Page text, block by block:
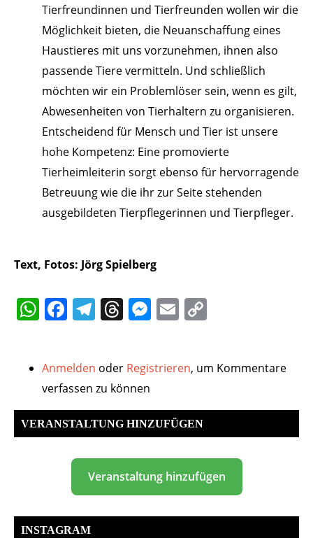
Tierfreundinnen und Tierfreunden wollen wir die
Möglichkeit bieten, die Neuanschaffung eines
Haustieres mit uns vorzunehmen, ihnen also
passende Tiere vermitteln. Und schließlich
möchten wir ein Problemlöser sein, wenn es gilt,
Abwesenheiten von Tierhaltern zu organisieren.
Entscheidend für Mensch und Tier ist unsere
hohe Kompetenz: Eine promovierte
Tierheimleiterin sorgt ebenso für hervorragende
Betreuung wie die ihr zur Seite stehenden
ausgebildeten Tierpflegerinnen und Tierpfleger.
Text, Fotos: Jörg Spielberg
WhatsApp
Facebook
Telegram
Threads
Messenger
Email
Anmelden oder Registrieren, um Kommentare
verfassen zu können
VERANSTALTUNG HINZUFÜGEN
Veranstaltung hinzufügen
INSTAGRAM